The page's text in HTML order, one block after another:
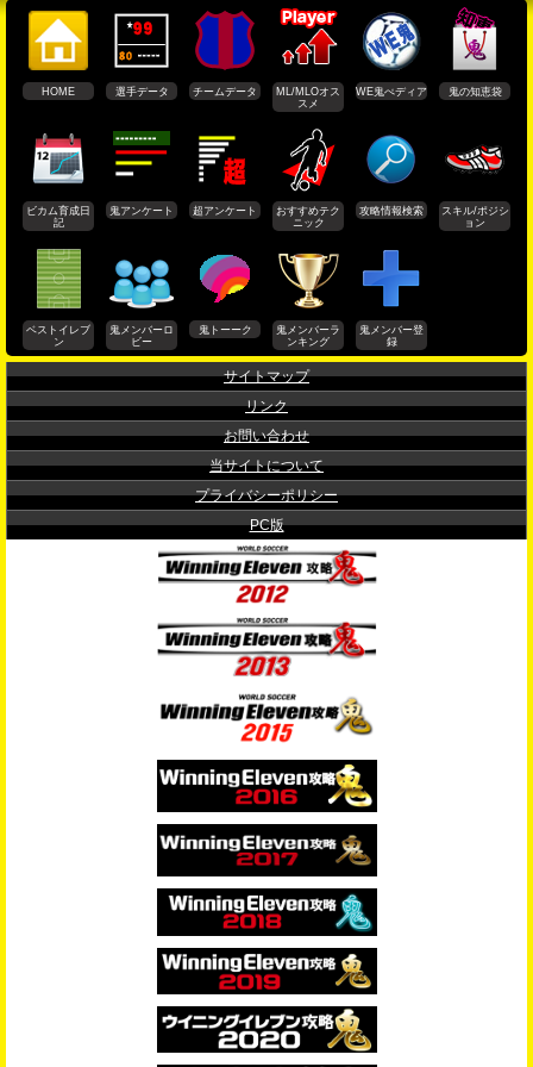
HOME 選手データ チームデータ
ML/MLOオス
スメ
WE鬼ぺディア 鬼の知恵袋
ビカム育成日
記
鬼アンケート 超アンケート
おすすめテク
ニック
攻略情報検索
スキル/ポジシ
ョン
ベストイレブ
ン
鬼メンバーロ
ビー
鬼トーーク
鬼メンバーラ
ンキング
鬼メンバー登
録
サイトマップ
リンク
お問い合わせ
当サイトについて
プライバシーポリシー
PC版